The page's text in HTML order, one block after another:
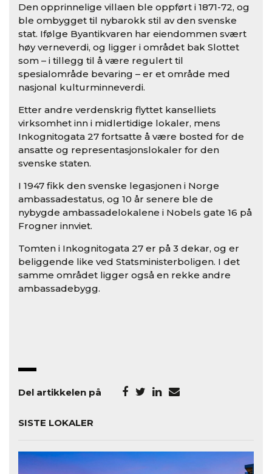
Den opprinnelige villaen ble oppført i 1871-72, og
ble ombygget til nybarokk stil av den svenske
stat. Ifølge Byantikvaren har eiendommen svært
høy verneverdi, og ligger i området bak Slottet
som – i tillegg til å være regulert til
spesialområde bevaring – er et område med
nasjonal kulturminneverdi.
Etter andre verdenskrig flyttet kanselliets
virksomhet inn i midlertidige lokaler, mens
Inkognitogata 27 fortsatte å være bosted for de
ansatte og representasjonslokaler for den
svenske staten.
I 1947 fikk den svenske legasjonen i Norge
ambassadestatus, og 10 år senere ble de
nybygde ambassadelokalene i Nobels gate 16 på
Frogner innviet.
Tomten i Inkognitogata 27 er på 3 dekar, og er
beliggende like ved Statsministerboligen. I det
samme området ligger også en rekke andre
ambassadebygg.
Del artikkelen på
SISTE LOKALER